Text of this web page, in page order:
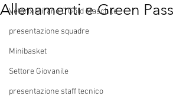
Vetorix Mirano C Gold Maschile
presentazione squadre
Minibasket
Settore Giovanile
presentazione staff tecnico
Allenamenti e Green Pass